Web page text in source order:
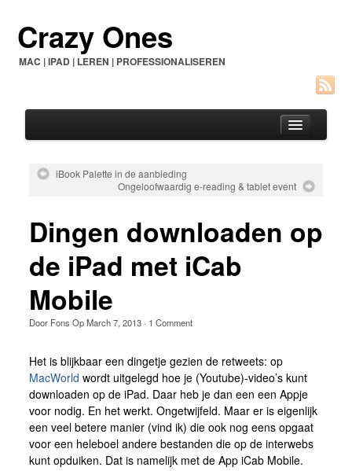
Crazy Ones
MAC | IPAD | LEREN | PROFESSIONALISEREN
Over dit blog
Contact
See Genius
iBook Palette in de aanbieding
Ongeloofwaardig e-reading & tablet event
Dingen downloaden op
de iPad met iCab
Mobile
Door Fons OpMarch 7, 2013· 1 Comment
Het is blijkbaar een dingetje gezien de retweets: op
MacWorld wordt uitgelegd hoe je (Youtube)-video’s kunt
downloaden op de iPad. Daar heb je dan een een Appje
voor nodig. En het werkt. Ongetwijfeld. Maar er is eigenlijk
een veel betere manier (vind ik) die ook nog eens opgaat
voor een heleboel andere bestanden die op de interwebs
kunt opduiken. Dat is namelijk met de App iCab Mobile.